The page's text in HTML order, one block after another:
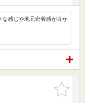
な感じや地元密着感が良か
お気に入
りに追加